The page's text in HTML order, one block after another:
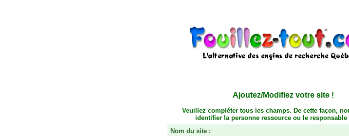
Ajoutez/Modifiez votre site !
Veuillez compléter tous les champs. De cette façon,
identifier la personne ressource ou le responsable
Nom du site :